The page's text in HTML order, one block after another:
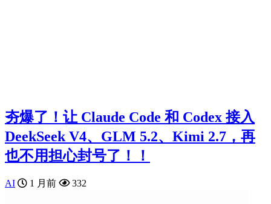
夯爆了！让 Claude Code 和 Codex 接入
DeekSeek V4、GLM 5.2、Kimi 2.7，再
也不用担心封号了！！
AI 1 月前 332